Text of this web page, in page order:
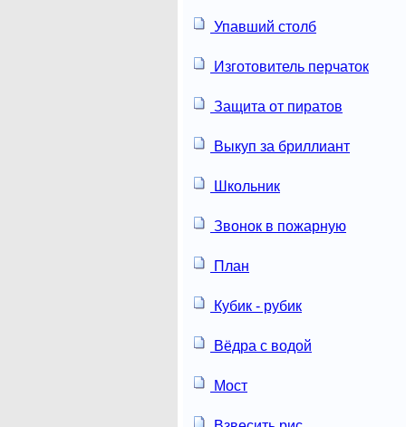
Упавший столб
Изготовитель перчаток
Защита от пиратов
Выкуп за бриллиант
Школьник
Звонок в пожарную
План
Кубик - рубик
Вёдра с водой
Мост